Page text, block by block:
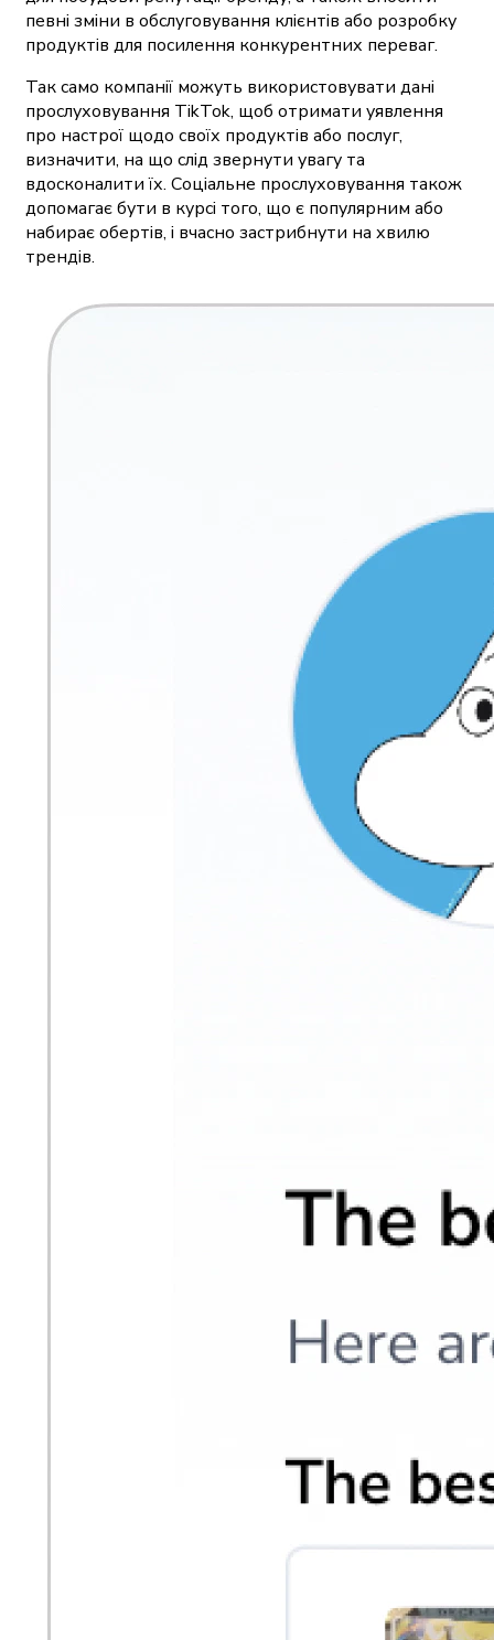
певні зміни в обслуговування клієнтів або розробку
продуктів для посилення конкурентних переваг.
Так само компанії можуть використовувати дані
прослуховування TikTok, щоб отримати уявлення
про настрої щодо своїх продуктів або послуг,
визначити, на що слід звернути увагу та
вдосконалити їх. Соціальне прослуховування також
допомагає бути в курсі того, що є популярним або
набирає обертів, і вчасно застрибнути на хвилю
трендів.